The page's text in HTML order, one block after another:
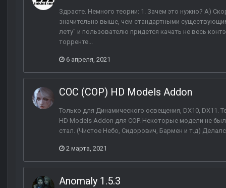
Здрасте. Немного теории: 1. Зачем это нужно? А)
значительно выше, чем стандартными
лету" и пользователю придется качать не весь
торренте...
6 апреля, 2021
COC (COP) HD Models Addon
Только для Динамического освещения, DX10, DX11.
HD Models Addon для COP. Некоторые модели не
стал. (Чистое Небо, Сидорович, Бармен и т.д)
2 марта, 2021
Anomaly 1.5.3